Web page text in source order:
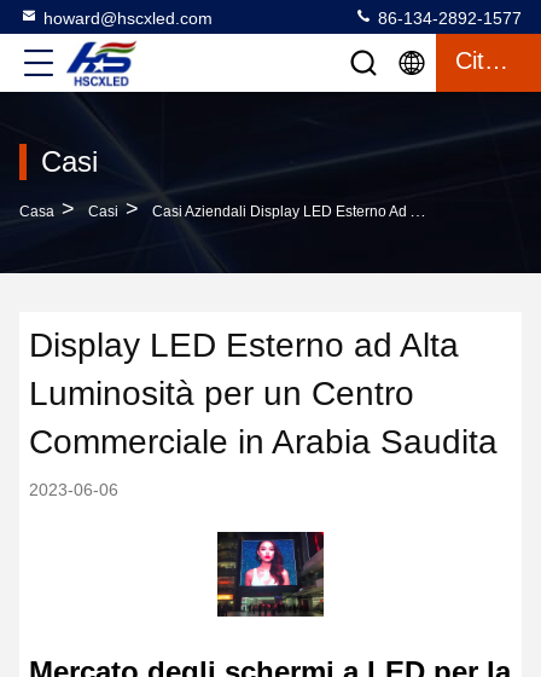
howard@hscxled.com 86-134-2892-1577
Citazione
Casi
Casa > Casi > Casi Aziendali Display LED Esterno Ad Alta Luminosità Per Un Centro Commerciale In Arabia Saudita
Display LED Esterno ad Alta
Luminosità per un Centro
Commerciale in Arabia Saudita
2023-06-06